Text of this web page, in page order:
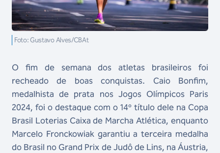
Foto: Gustavo Alves/CBAt
O fim de semana dos atletas brasileiros foi
recheado de boas conquistas. Caio Bonfim,
medalhista de prata nos Jogos Olímpicos Paris
2024, foi o destaque com o 14º título dele na Copa
Brasil Loterias Caixa de Marcha Atlética, enquanto
Marcelo Fronckowiak garantiu a terceira medalha
do Brasil no Grand Prix de Judô de Lins, na Áustria,